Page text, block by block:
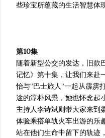
些珍宝所蕴藏的生活智慧体
第10集
随着新型公交的发达，旧款
记忆》第十集，让我们来赴
怡与“巴士旅人”一起从霹雳
途的淳朴风景，她也怀念起
主持人李诗斌则带大家来到
体验乘搭单轨火车出游的乐
站在他们生命中留下的轨迹